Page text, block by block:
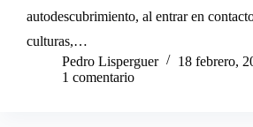
autodescubrimiento, al entrar en
culturas,…
Pedro Lisperguer
18 febrero,
1 comentario